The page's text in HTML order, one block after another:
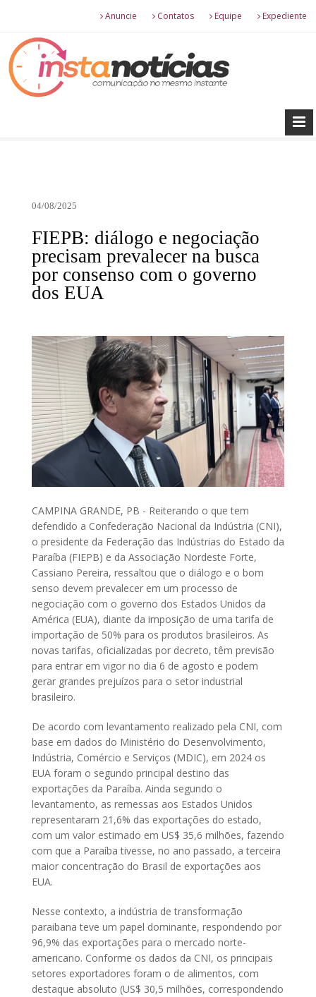
Anuncie Contatos Equipe Expediente
04/08/2025
FIEPB: diálogo e negociação
precisam prevalecer na busca
por consenso com o governo
dos EUA
CAMPINA GRANDE, PB - Reiterando o que tem
defendido a Confederação Nacional da Indústria (CNI),
o presidente da Federação das Indústrias do Estado da
Paraíba (FIEPB) e da Associação Nordeste Forte,
Cassiano Pereira, ressaltou que o diálogo e o bom
senso devem prevalecer em um processo de
negociação com o governo dos Estados Unidos da
América (EUA), diante da imposição de uma tarifa de
importação de 50% para os produtos brasileiros. As
novas tarifas, oficializadas por decreto, têm previsão
para entrar em vigor no dia 6 de agosto e podem
gerar grandes prejuízos para o setor industrial
brasileiro.
De acordo com levantamento realizado pela CNI, com
base em dados do Ministério do Desenvolvimento,
Indústria, Comércio e Serviços (MDIC), em 2024 os
EUA foram o segundo principal destino das
exportações da Paraíba. Ainda segundo o
levantamento, as remessas aos Estados Unidos
representaram 21,6% das exportações do estado,
com um valor estimado em US$ 35,6 milhões, fazendo
com que a Paraíba tivesse, no ano passado, a terceira
maior concentração do Brasil de exportações aos
EUA.
Nesse contexto, a indústria de transformação
paraibana teve um papel dominante, respondendo por
96,9% das exportações para o mercado norte-
americano. Conforme os dados da CNI, os principais
setores exportadores foram o de alimentos, com
destaque absoluto (US$ 30,5 milhões, correspondendo